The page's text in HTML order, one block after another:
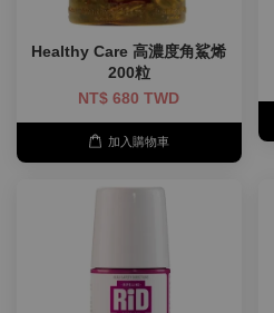
Healthy Care 高濃度角鯊烯
200粒
NT$ 680 TWD
加入購物車